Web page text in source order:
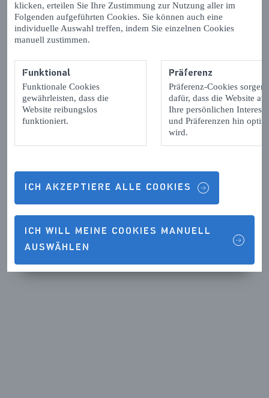
klicken, erteilen Sie Ihre Zustimmung zur Nutzung aller im
Folgenden aufgeführten Cookies. Sie können auch eine
individuelle Auswahl treffen, indem Sie einzelnen Cookies
manuell zustimmen.
Funktional
Funktionale Cookies
gewährleisten, dass die
Website reibungslos
funktioniert.
Präferenz
Präferenz-Cookies sorgen
dafür, dass die Website auf
Ihre persönlichen
und Präferenzen hin
wird.
ICH AKZEPTIERE ALLE COOKIES
ICH WILL MEINE COOKIES MANUELL
AUSWÄHLEN